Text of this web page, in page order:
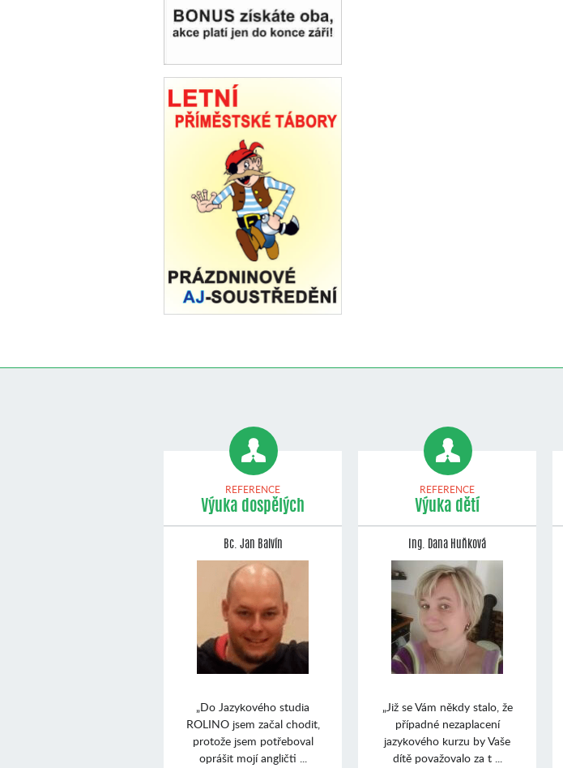
REFERENCE
Výuka dospělých
Bc. Jan Balvín
„Do Jazykového studia
ROLINO jsem začal chodit,
protože jsem potřeboval
oprášit mojí angličti ...
REFERENCE
Výuka dětí
Ing. Dana Huňková
„Již se Vám někdy stalo, že
případné nezaplacení
jazykového kurzu by Vaše
dítě považovalo za t ...